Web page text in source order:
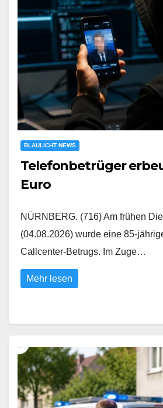
BLAULICHT NEWS
Telefonbetrüger
Euro
NÜRNBERG. (716) Am frühen
(04.08.2026) wurde eine 85-
Callcenter-Betrugs. Im Zuge…
Mehr lesen